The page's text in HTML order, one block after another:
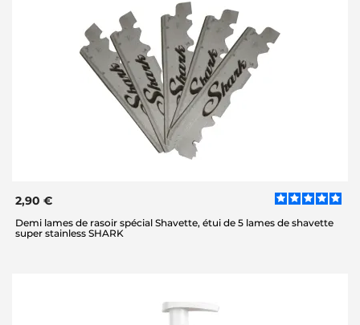
2,90 €
Demi lames de rasoir spécial Shavette, étui de 5 lames de shavette
super stainless SHARK